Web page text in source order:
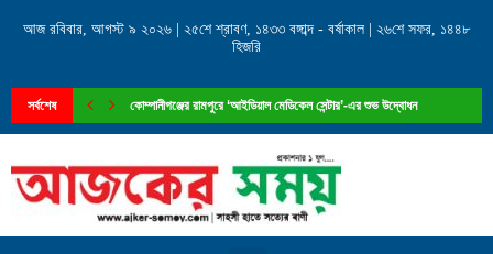
আজ রবিবার, আগস্ট ৯ ২০২৬ | ২৫শে শ্রাবণ, ১৪৩৩ বঙ্গাব্দ - বর্ষাকাল | ২৬শে সফর, ১৪৪৮
হিজরি
সর্বশেষ
কোম্পানীগঞ্জের রামপুরে ‘আইডিয়াল মেডিকেল সেন্টার’-এর শুভ উদ্বোধন
চৌদ্দগ্রাম জগন্নাথদিঘী ইউনিয়নে চেয়ারম্যান পদে আলোচনায় মোঃ সাখাওয়াত...